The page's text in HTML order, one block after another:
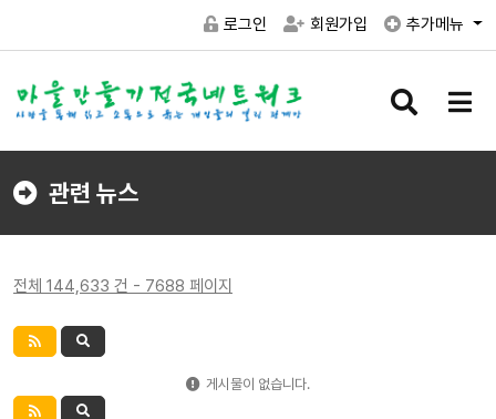
로그인 회원가입 추가메뉴
검
버
메
버
관련 뉴스
전체 144,633 건 - 7688 페이지
게시물이 없습니다.